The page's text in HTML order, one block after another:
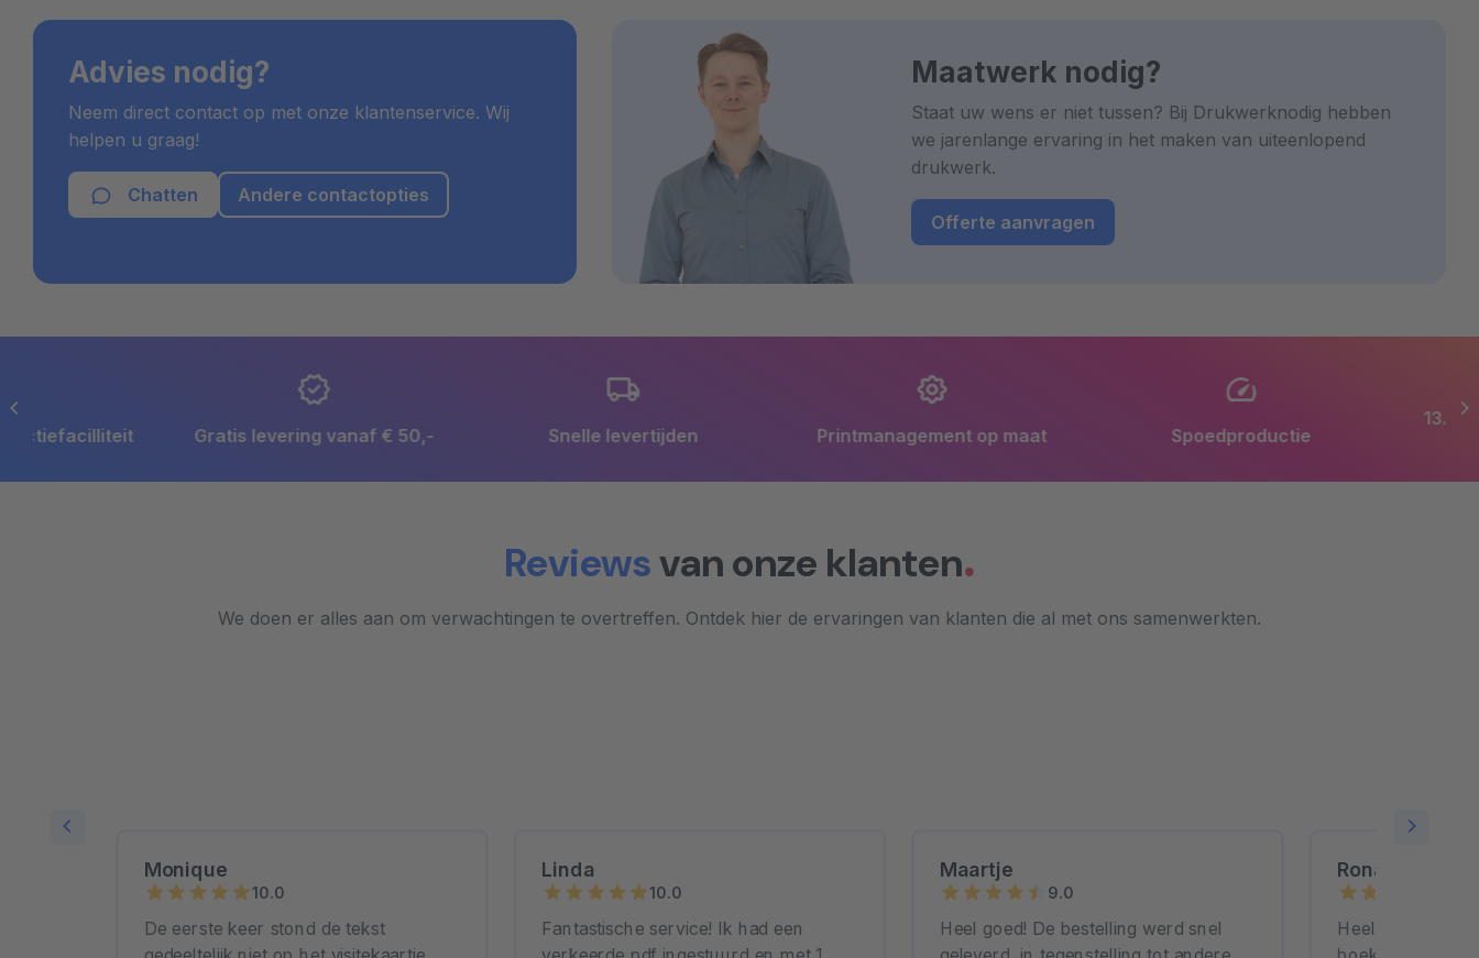
Advies nodig?
Neem direct contact op met onze klantenservice. Wij
helpen u graag!
Chatten Andere contactopties
Maatwerk nodig?
Staat uw wens er niet tussen? Bij Drukwerknodig hebben
we jarenlange ervaring in het maken van uiteenlopend
drukwerk.
Offerte aanvragen
Gratis levering vanaf € 50,- Snelle levertijden Printmanagement op maat Spoedproductie 13.000 m2
Reviewsvan onze klanten
We doen er alles aan om verwachtingen te overtreffen. Ontdek hier de ervaringen van klanten die al met ons samenwerkten.
Monique
10.0
De eerste keer stond de tekst
Linda
10.0
Fantastische service! Ik had een
Maartje
9.0
Heel goed! De bestelling werd snel
Ronald
Heel erg goede